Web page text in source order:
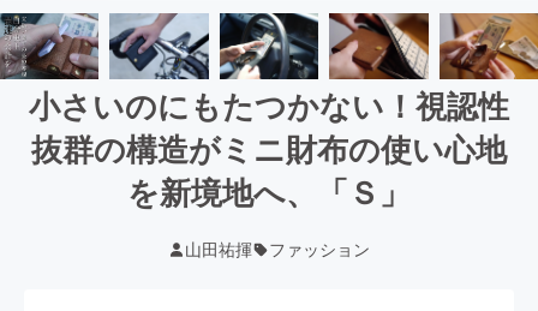
小さいのにもたつかない！視認性
抜群の構造がミニ財布の使い心地
を新境地へ、「Ｓ」
山田祐揮 ファッション